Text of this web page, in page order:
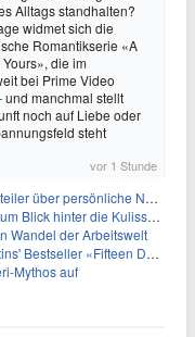
Alltags standhalten?
widmet sich die
Romantikserie «A
die im
bei Prime Video
und manchmal stellt
noch auf Liebe oder
steht
vor 1 Stunde
persönliche Neuanfänge
die Kulissen ihres Freundeskreises
Wandel der Arbeitswelt
Bestseller «Fifteen Days»
Mythos auf